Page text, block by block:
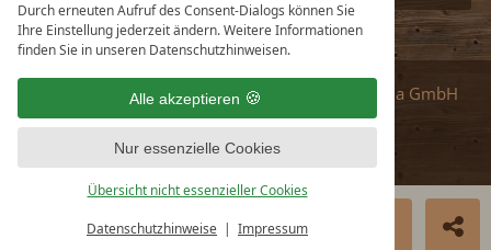
Durch erneuten Aufruf des Consent-Dialogs können Sie
Ihre Einstellung jederzeit ändern. Weitere Informationen
finden Sie in unseren Datenschutzhinweisen.
Alle akzeptieren
Nur essenzielle Cookies
Übersicht nicht essenzieller Cookies
Datenschutzhinweise Impressum
JETZT MIETEN ANFRAGE
vioma GmbH
Deutsch English